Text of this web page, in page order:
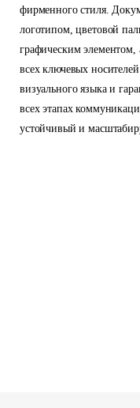
фирменного стиля.
логотипом, цветовой
графическим
всех ключевых
визуального языка и
всех этапах
устойчивый и